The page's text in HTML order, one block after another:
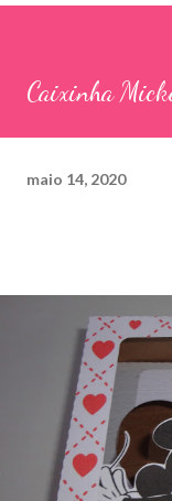
Caixinha
maio 14, 2020